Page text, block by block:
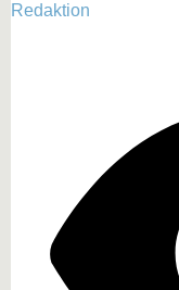
Redaktion